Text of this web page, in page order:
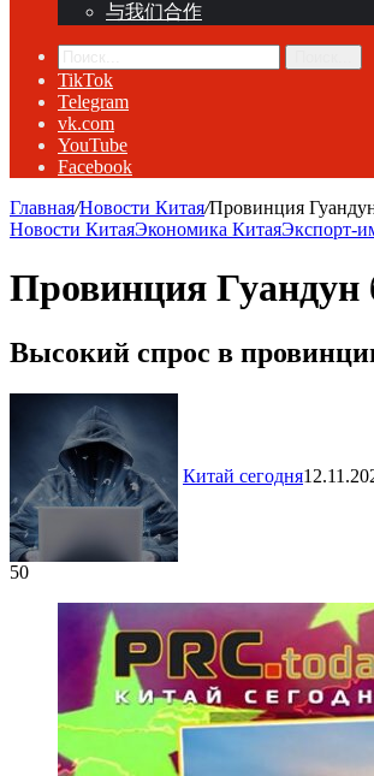
与我们合作
TikTok
Telegram
vk.com
YouTube
Facebook
Главная/Новости Китая/Провинция
Новости КитаяЭкономика КитаяЭкспорт-
Провинция Гуандун
Высокий спрос в
Китай сегодня
50